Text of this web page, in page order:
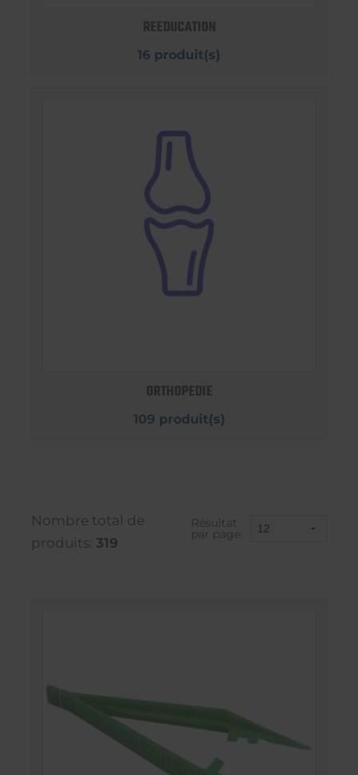
REEDUCATION
16 produit(s)
ORTHOPEDIE
109 produit(s)
Nombre total de
produits: 319
Résultat
par page: